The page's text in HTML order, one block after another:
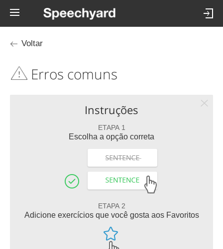
Voltar
Erros comuns
Instruções
ETAPA 1
Escolha a opção correta
ETAPA 2
Adicione exercícios que você gosta aos Favoritos